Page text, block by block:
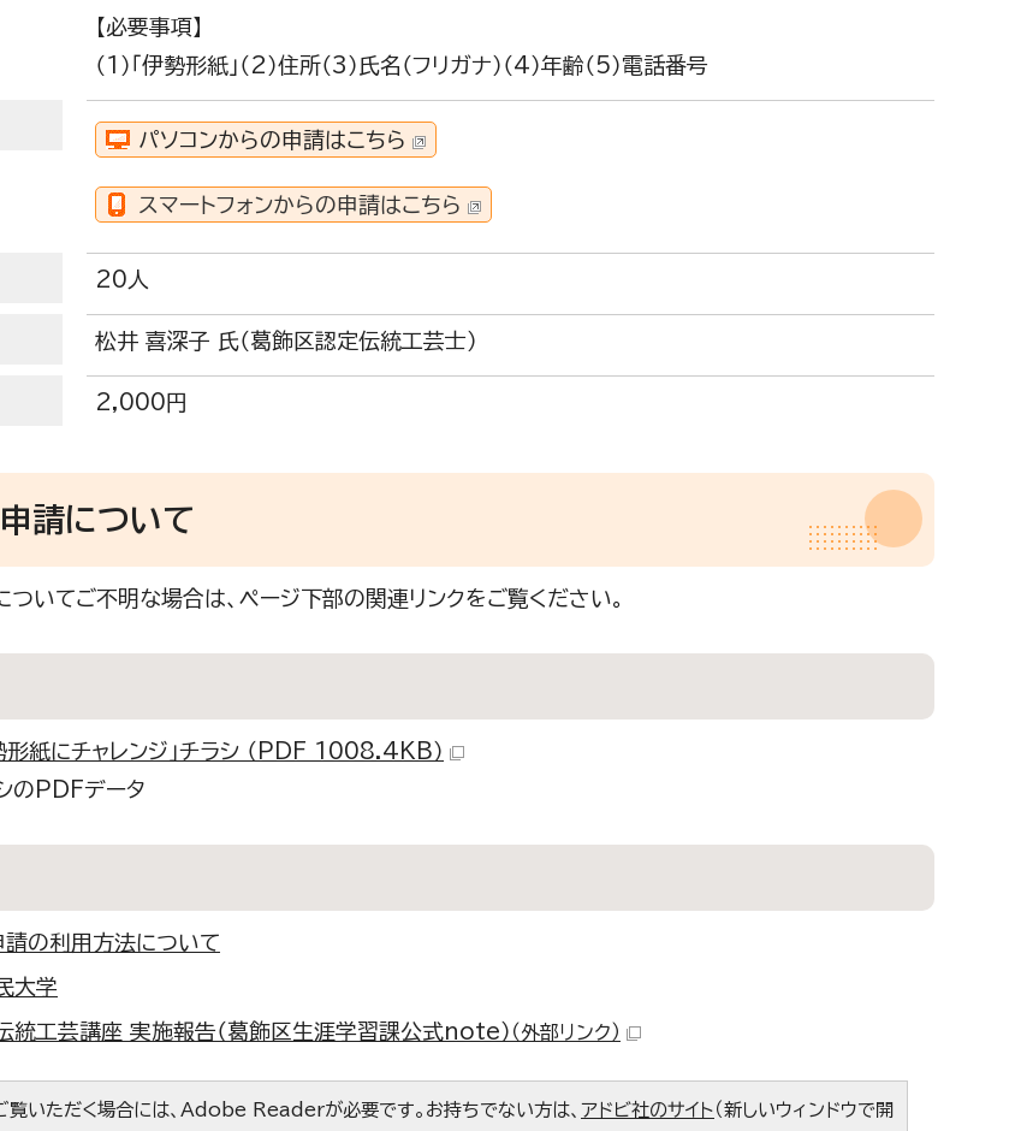
【必要事項】
（1）「伊勢形紙」（2）住所（3）氏名（フリガナ）（4）年齢（5）電話番号
パソコンからの申請はこちら
スマートフォンからの申請はこちら
20人
松井 喜深子 氏（葛飾区認定伝統工芸士）
2,000円
請について
ついてご不明な場合は、ページ下部の関連リンクをご覧ください。
形紙にチャレンジ」チラシ （PDF 1008.4KB）
のPDFデータ
請の利用方法について
大学
統工芸講座 実施報告（葛飾区生涯学習課公式note） （外部リンク）
覧いただく場合には、Adobe Readerが必要です。お持ちでない方は、 アドビ社のサイト（新しいウィンドウで開